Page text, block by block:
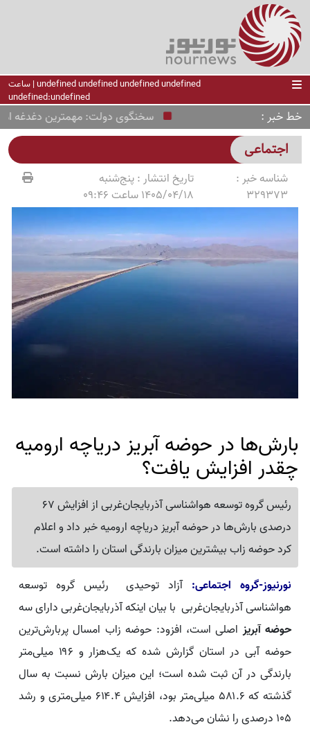
undefined undefined undefined undefined | ساعت
undefined:undefined
خط خبر سخنگوی دولت: مهمترین دغدغه امروز
اجتماعی
شناسه خبر :
329373
تاریخ انتشار :پنج‌شنبه
1405/04/18 ساعت 09:46
بارش‌ها در حوضه آبریز دریاچه ارومیه
چقدر افزایش یافت؟
رئیس گروه توسعه هواشناسی آذربایجان‌غربی از افزایش 67
درصدی بارش‌ها در حوضه آبریز دریاچه ارومیه خبر داد و اعلام
کرد حوضه زاب بیشترین میزان بارندگی استان را داشته است.
نورنیوز-گروه اجتماعی:آزاد توحیدی رئیس گروه توسعه
هواشناسی آذربایجان‌غربی با بیان اینکه آذربایجان‌غربی دارای سه
حوضه آبریزاصلی است، افزود: حوضه زاب امسال پربارش‌ترین
حوضه آبی در استان گزارش شده که یک‌هزار و ۱۹۶ میلی‌متر
بارندگی در آن ثبت شده است؛ این میزان بارش نسبت به سال
گذشته که ۵۸۱.۶ میلی‌متر بود، افزایش ۶۱۴.۴ میلی‌متری و رشد
۱۰۵ درصدی را نشان می‌دهد.